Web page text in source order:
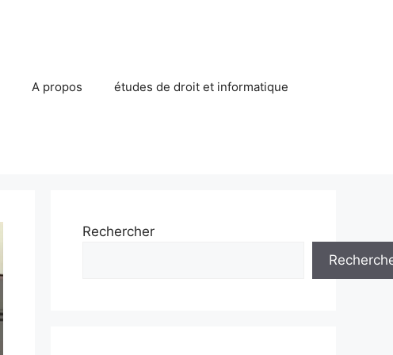
A propos études de droit et informatique
Rechercher